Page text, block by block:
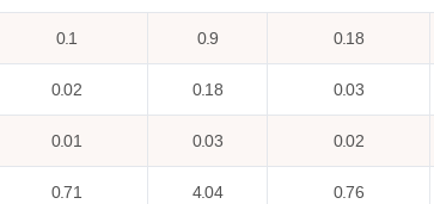
0.1 0.9 0.18
0.02 0.18 0.03
0.01 0.03 0.02
0.71 4.04 0.76